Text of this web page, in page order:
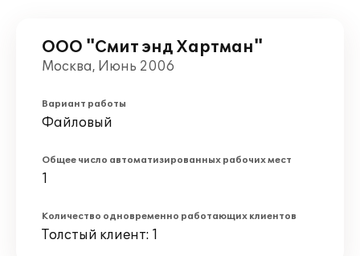
ООО "Смит энд Хартман"
Москва, Июнь 2006
Вариант работы
Файловый
Общее число автоматизированных рабочих мест
1
Количество одновременно работающих клиентов
Толстый клиент: 1